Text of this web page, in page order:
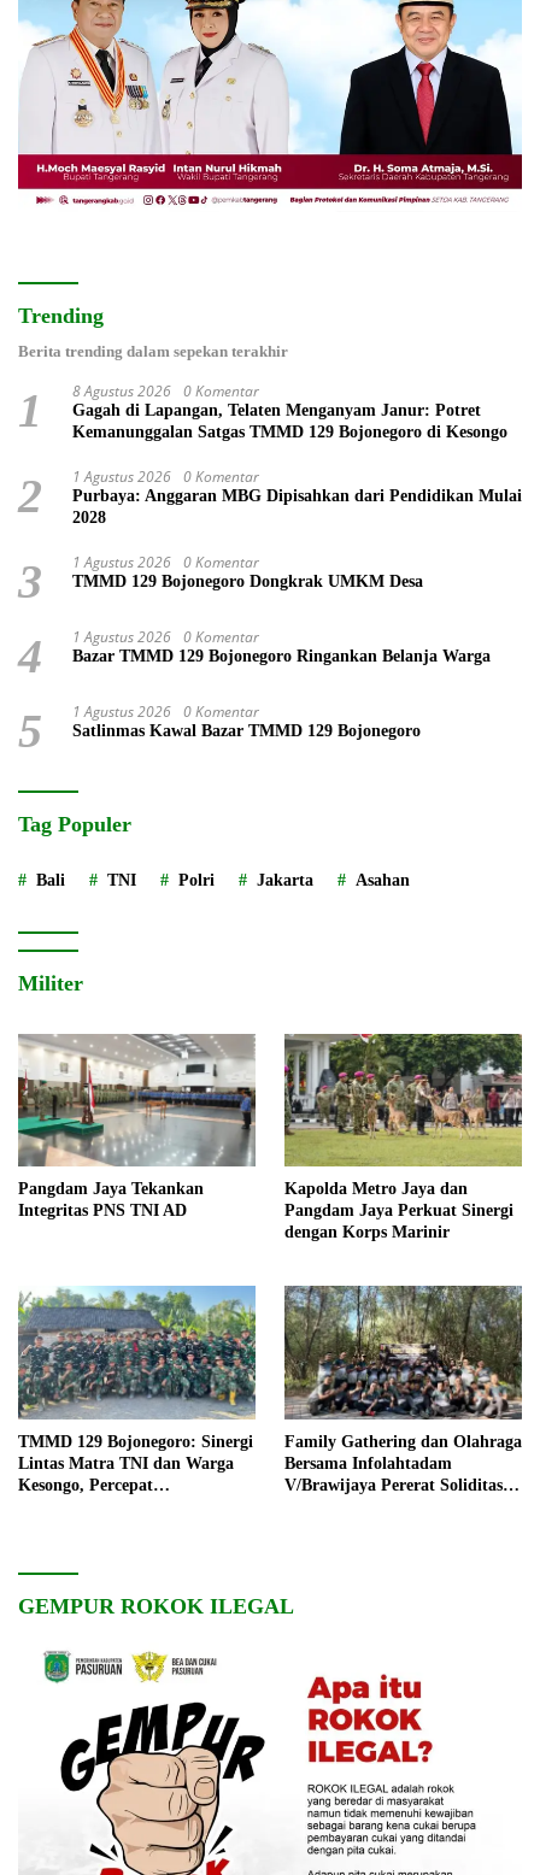
Trending
Berita trending dalam sepekan terakhir
1 8 Agustus 2026 0 Komentar
Gagah di Lapangan, Telaten Menganyam Janur: Potret
Kemanunggalan Satgas TMMD 129 Bojonegoro di Kesongo
2 1 Agustus 2026 0 Komentar
Purbaya: Anggaran MBG Dipisahkan dari Pendidikan Mulai
2028
3 1 Agustus 2026 0 Komentar
TMMD 129 Bojonegoro Dongkrak UMKM Desa
4 1 Agustus 2026 0 Komentar
Bazar TMMD 129 Bojonegoro Ringankan Belanja Warga
5 1 Agustus 2026 0 Komentar
Satlinmas Kawal Bazar TMMD 129 Bojonegoro
Tag Populer
Bali TNI Polri Jakarta Asahan
Militer
Pangdam Jaya Tekankan
Integritas PNS TNI AD
Kapolda Metro Jaya dan
Pangdam Jaya Perkuat Sinergi
dengan Korps Marinir
TMMD 129 Bojonegoro: Sinergi
Lintas Matra TNI dan Warga
Kesongo, Percepat
Family Gathering dan Olahraga
Bersama Infolahtadam
V/Brawijaya Pererat Soliditas
GEMPUR ROKOK ILEGAL